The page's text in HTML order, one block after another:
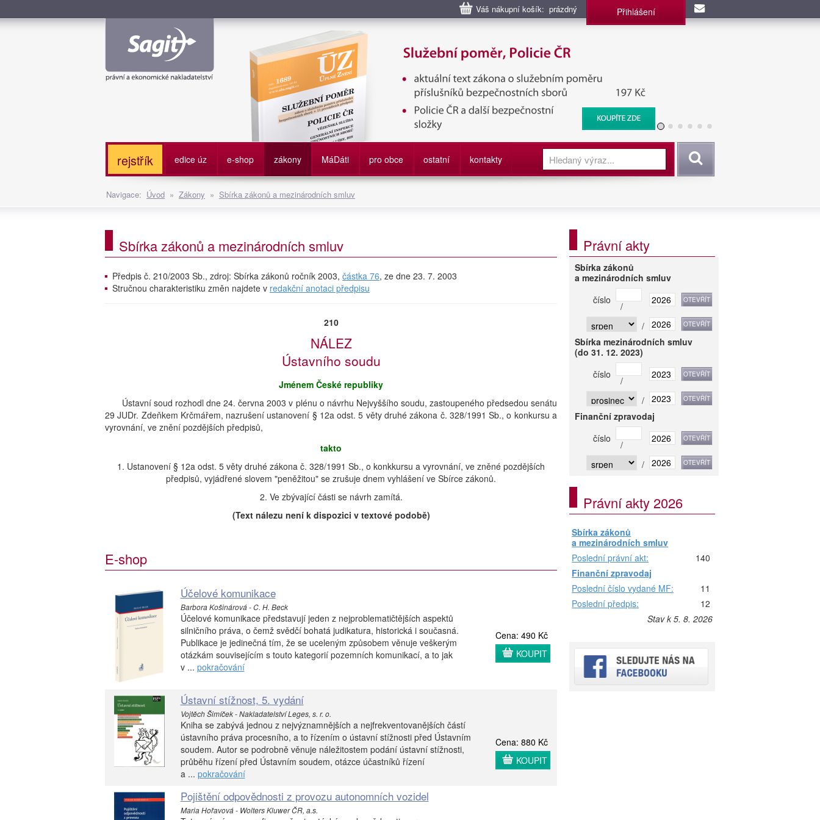
Váš nákupní košík: prázdný Přihlášení
Služební poměr příslušníků bezpečnostních sborů, Policie ČR, Vězeňská služba, BIS, Zpravodajské
služby
rejstřík edice úz e-shop zákony MáDáti pro obce ostatní kontakty Vyhledat
Navigace: Úvod » Zákony » Sbírka zákonů a mezinárodních smluv
Sbírka zákonů a mezinárodních smluv
Předpis č. 210/2003 Sb., zdroj: Sbírka zákonů ročník 2003, částka 76, ze dne 23. 7. 2003
Stručnou charakteristiku změn najdete v redakční anotaci předpisu
210
NÁLEZ
Ústavního soudu
Jménem České republiky
Ústavní soud rozhodl dne 24. června 2003 v plénu o návrhu Nejvyššího soudu, zastoupeného předsedou senátu
29 JUDr. Zdeňkem Krčmářem, nazrušení ustanovení § 12a odst. 5 věty druhé zákona č. 328/1991 Sb., o konkursu a
vyrovnání, ve znění pozdějších předpisů,
takto
1. Ustanovení § 12a odst. 5 věty druhé zákona č. 328/1991 Sb., o konkkursu a vyrovnání, ve zněné pozdějších
předpisů, vyjádřené slovem "peněžitou" se zrušuje dnem vyhlášení ve Sbírce zákonů.
2. Ve zbývající části se návrh zamítá.
(Text nálezu není k dispozici v textové podobě)
E-shop
Účelové komunikace
Barbora Košinárová - C. H. Beck
Účelové komunikace představují jeden z nejproblematičtějších aspektů
silničního práva, o čemž svědčí bohatá judikatura, historická i současná.
Publikace je jedinečná tím, že se uceleným způsobem věnuje veškerým
otázkám souvisejícím s touto kategorií pozemních komunikací, a to jak
v ... pokračování
Cena: 490 Kč
KOUPIT
Ústavní stížnost, 5. vydání
Vojtěch Šimíček - Nakladatelství Leges, s. r. o.
Kniha se zabývá jednou z nejvýznamnějších a nejfrekventovanějších částí
ústavního práva procesního, a to řízením o ústavní stížnosti před Ústavním
soudem. Autor se podrobně věnuje náležitostem podání ústavní stížnosti,
průběhu řízení před Ústavním soudem, otázce účastníků řízení
a ... pokračování
Cena: 880 Kč
KOUPIT
Pojištění odpovědnosti z provozu autonomních vozidel
Maria Hořavová - Wolters Kluwer ČR, a.s.
Právní akty
Sbírka zákonů
a mezinárodních smluv
číslo
/
/
Sbírka mezinárodních smluv
(do 31. 12. 2023)
číslo
/
/
Finanční zpravodaj
číslo
/
/
Právní akty 2026
Sbírka zákonů
a mezinárodních smluv
Poslední právní akt:
140
Finanční zpravodaj
Poslední číslo vydané MF:
11
Poslední předpis:
12
Stav k 5. 8. 2026